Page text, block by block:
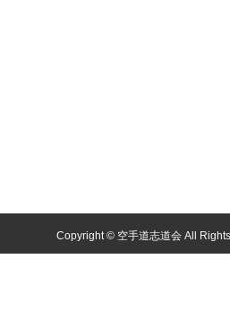
Copyright © 空手道志道会 All